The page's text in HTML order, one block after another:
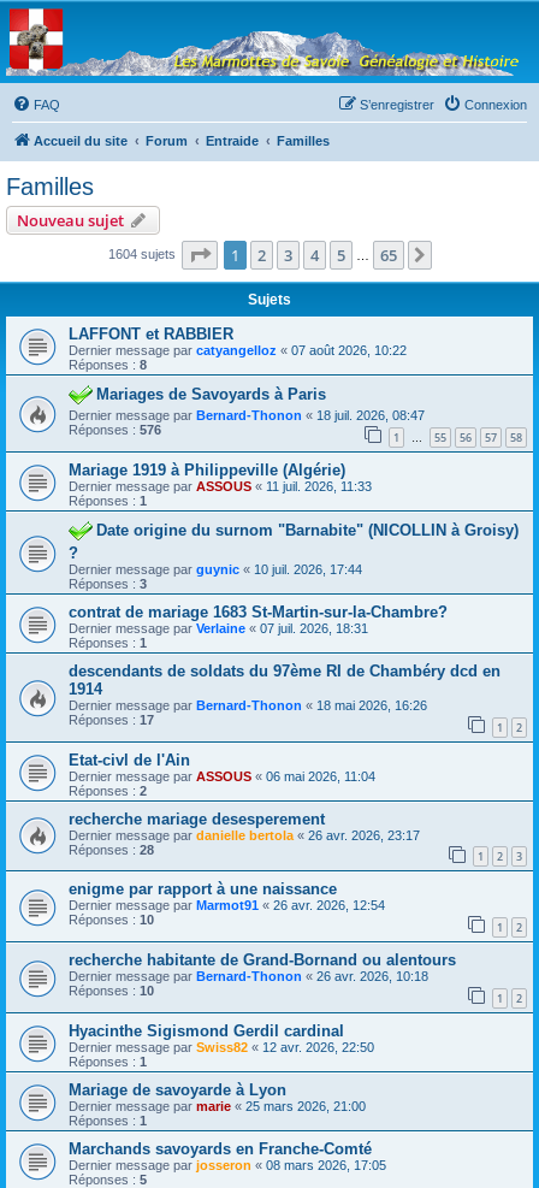
Les Marmottes de
Savoie
Forum d'entraide généalogique
FAQ
Connexion
S’enregistrer
Accueil du site Forum Entraide Familles
Familles
Nouveau sujet
1604 sujets Page 1sur65
1 2 3 4 5 65
Sujets
LAFFONT et RABBIER
Dernier message par catyangelloz « 07 août 2026, 10:22
Réponses : 8
Mariages de Savoyards à Paris
Dernier message par Bernard-Thonon « 18 juil. 2026, 08:47
Réponses : 576 1 … 55 56 57 58
Mariage 1919 à Philippeville (Algérie)
Dernier message par ASSOUS « 11 juil. 2026, 11:33
Réponses : 1
Date origine du surnom "Barnabite" (NICOLLIN à Groisy)
?
Dernier message par guynic « 10 juil. 2026, 17:44
Réponses : 3
contrat de mariage 1683 St-Martin-sur-la-Chambre?
Dernier message par Verlaine « 07 juil. 2026, 18:31
Réponses : 1
descendants de soldats du 97ème RI de Chambéry dcd en
1914
Dernier message par Bernard-Thonon « 18 mai 2026, 16:26
Réponses : 17 1 2
Etat-civl de l'Ain
Dernier message par ASSOUS « 06 mai 2026, 11:04
Réponses : 2
recherche mariage desesperement
Dernier message par danielle bertola « 26 avr. 2026, 23:17
Réponses : 28 1 2 3
enigme par rapport à une naissance
Dernier message par Marmot91 « 26 avr. 2026, 12:54
Réponses : 10 1 2
recherche habitante de Grand-Bornand ou alentours
Dernier message par Bernard-Thonon « 26 avr. 2026, 10:18
Réponses : 10 1 2
Hyacinthe Sigismond Gerdil cardinal
Dernier message par Swiss82 « 12 avr. 2026, 22:50
Réponses : 1
Mariage de savoyarde à Lyon
Dernier message par marie « 25 mars 2026, 21:00
Réponses : 1
Marchands savoyards en Franche-Comté
Dernier message par josseron « 08 mars 2026, 17:05
Réponses : 5